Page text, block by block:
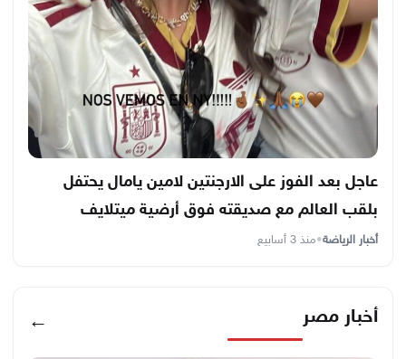
عاجل بعد الفوز على الارجنتين لامين يامال يحتفل
بلقب العالم مع صديقته فوق أرضية ميتلايف
أخبار الرياضة•منذ 3 أسابيع
أخبار مصر ←